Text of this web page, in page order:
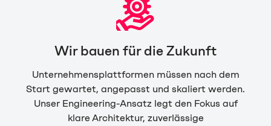
Wir bauen für die Zukunft
Unternehmensplattformen müssen nach dem
Start gewartet, angepasst und skaliert werden.
Unser Engineering-Ansatz legt den Fokus auf
klare Architektur, zuverlässige